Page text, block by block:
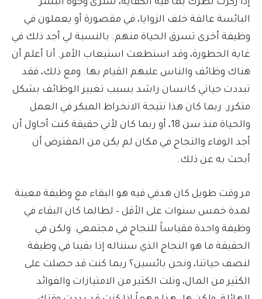
إذا ركزت نظرك بما فيه الكفاية، سترى وجوه البشر
البائسة عالقة خلف الزوايا، في مقصورة أو يعملون في
وظيفة أخرى تسرق الحياة منهم. بالنسبة لي أجد ذلك في
غاية الخطورة، وقد استطعت استيعاب الأمر. أنا أعلم أن
هناك وظائف والناس عليهم القيام بها. ومع ذلك، فقد
تبددت حياتي كانسان راشد بسبب تغيير الوظائف بشكل
متكرر. ربما كان هذا نتيجة الانخراط المبكر في العمل
والحياة منذ سن 18، أو ربما كان لأني حقيقة كنت أحاول أن
أجد الوفاء والنجاح في مكان لم يكن من المفترض أن
أبحث به عن ذلك.
مر وقت طويل كان هدفي فيه هو البقاء مع وظيفة معينة
لمدة خمس سنوات على الأقل – لطالما كان البقاء في
وظيفة واحدة مقياساً للنجاح في مجتمعي. ولكن في
الحقيقة ما هو النجاح الذي سنناله إذا بقينا في وظيفة
لنصف حياتنا، ونحن بائسين؟ ربما كنت قد حصلت على
الكثير من المال، ونلت الكثير من الامتيازات والفوائد